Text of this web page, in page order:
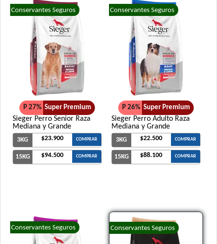
Conservantes Seguros
P 27% Super Premium
Sieger Perro Senior Raza
Mediana y Grande
3KG $23.900 COMPRAR
15KG $94.500 COMPRAR
Conservantes Seguros
P 26% Super Premium
Sieger Perro Adulto Raza
Mediana y Grande
3KG $22.500 COMPRAR
15KG $88.100 COMPRAR
Conservantes Seguros Conservantes Seguros